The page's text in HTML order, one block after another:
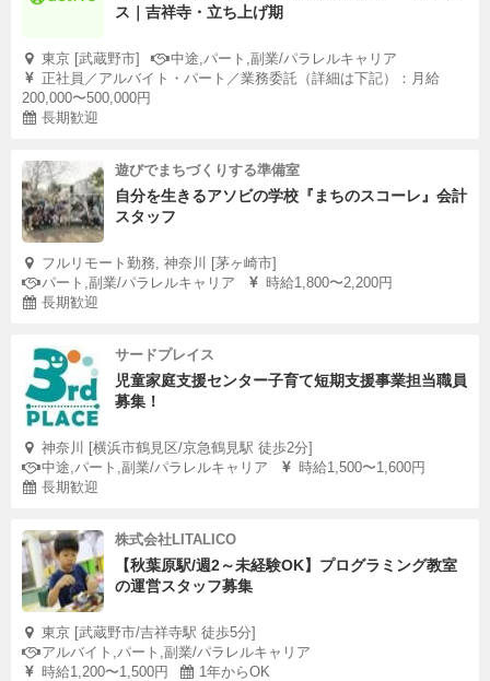
ス｜吉祥寺・立ち上げ期
東京 [武蔵野市]
中途,パート,副業/パラレルキャリア
正社員／アルバイト・パート／業務委託（詳細は下記）：月給
200,000〜500,000円
長期歓迎
遊びでまちづくりする準備室
自分を生きるアソビの学校『まちのスコーレ』会計
スタッフ
フルリモート勤務, 神奈川 [茅ヶ崎市]
パート,副業/パラレルキャリア
時給1,800〜2,200円
長期歓迎
サードプレイス
児童家庭支援センター子育て短期支援事業担当職員
募集！
神奈川 [横浜市鶴見区/京急鶴見駅 徒歩2分]
中途,パート,副業/パラレルキャリア
時給1,500〜1,600円
長期歓迎
株式会社LITALICO
【秋葉原駅/週2～未経験OK】プログラミング教室
の運営スタッフ募集
東京 [武蔵野市/吉祥寺駅 徒歩5分]
アルバイト,パート,副業/パラレルキャリア
時給1,200〜1,500円
1年からOK